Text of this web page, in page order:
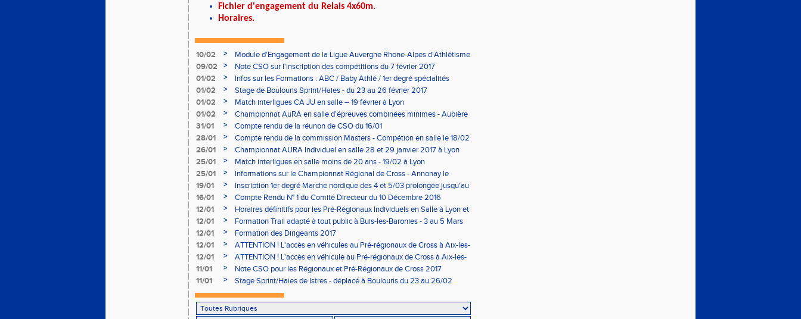
Fichier d'engagement du Relais 4x60m.
Horaires.
10/02 >
Module d'Engagement de la Ligue Auvergne Rhone-Alpes d'Athlétisme
09/02
>
Note CSO sur l'inscription des compétitions du 7 février 2017
01/02
>
Infos sur les Formations : ABC / Baby Athlé / 1er degré spécialités
01/02
>
Stage de Boulouris Sprint/Haies - du 23 au 26 février 2017
01/02
>
Match interligues CA JU en salle – 19 février à Lyon
01/02
>
Championnat AuRA en salle d’épreuves combinées minimes - Aubière
- le 12 février
31/01 >
Compte rendu de la réunon de CSO du 16/01
28/01
>
Compte rendu de la commission Masters - Compétion en salle le 18/02
à Bourgoin
26/01 >
Championnat AURA Individuel en salle 28 et 29 janvier 2017 à Lyon
25/01
>
Match interligues en salle moins de 20 ans - 19/02 à Lyon
25/01
>
Informations sur le Championnat Régional de Cross - Annonay le
05/02
19/01 >
Inscription 1er degré Marche nordique des 4 et 5/03 prolongée jusqu'au
03/02 (sous condition)
16/01 >
Compte Rendu N° 1 du Comité Directeur du 10 Décembre 2016
12/01
>
Horaires définitifs pour les Pré-Régionaux Individuels en Salle à Lyon et
Aubière
12/01 >
Formation Trail adapté à tout public à Buis-les-Baronies - 3 au 5 Mars
12/01
>
Formation des Dirigeants 2017
12/01
>
ATTENTION ! L'accès en véhicules au Pré-régionaux de Cross à Aix-les-
Bains sera réglementé
12/01 >
ATTENTION ! L'accès en véhicule au Pré-régionaux de Cross à Aix-les-
Bains sera réglementé
11/01 >
Note CSO pour les Régionaux et Pré-Régionaux de Cross 2017
11/01
> Stage Sprint/Haies de Istres - déplacé à Boulouris du 23 au 26/02